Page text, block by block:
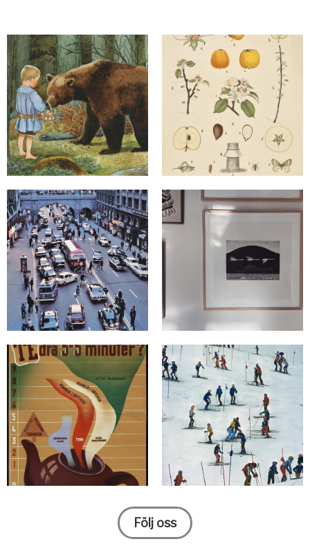
Följ oss